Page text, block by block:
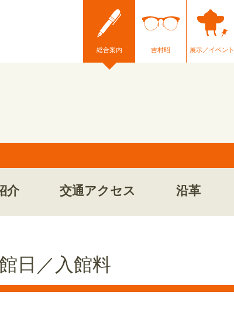
総合案内 吉村昭 展示／イベント
介 交通アクセス 沿革
日／入館料